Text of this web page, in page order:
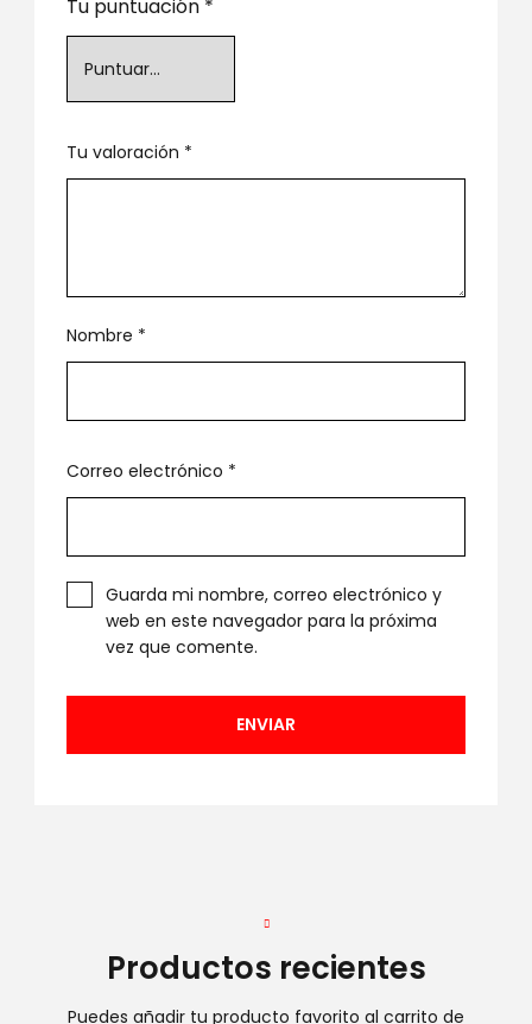
Tu puntuación *
Tu valoración *
Nombre *
Correo electrónico *
Guarda mi nombre, correo electrónico y
web en este navegador para la próxima
vez que comente.
Productos recientes
Puedes añadir tu producto favorito al carrito de